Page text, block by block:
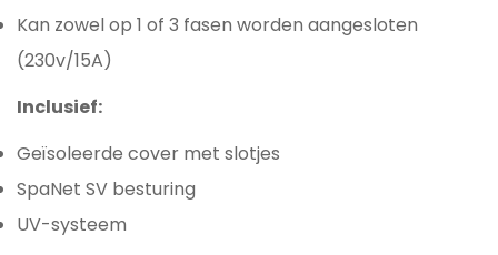
Kan zowel op 1 of 3 fasen worden aangesloten
(230v/15A)
Inclusief:
Geïsoleerde cover met slotjes
SpaNet SV besturing
UV-systeem